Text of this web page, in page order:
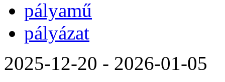
pályamű
pályázat
2025-12-20 - 2026-01-05